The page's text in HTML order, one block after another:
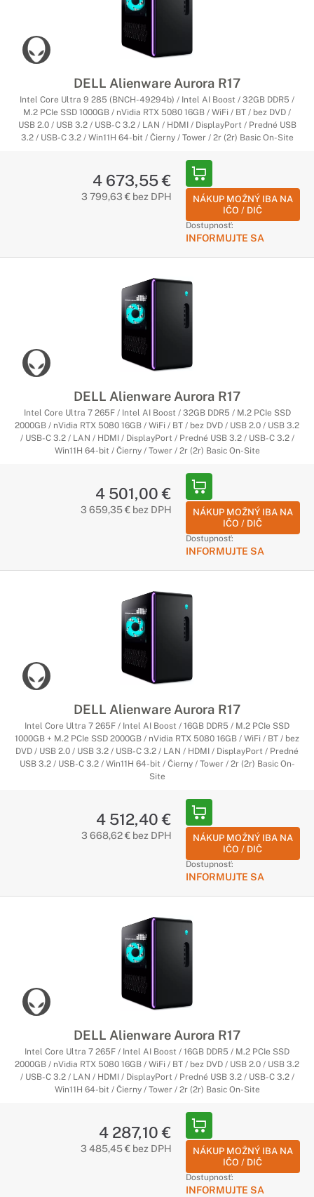
DELL Alienware Aurora R17
Intel Core Ultra 9 285 (BNCH-49294b) / Intel AI Boost / 32GB DDR5 /
M.2 PCIe SSD 1000GB / nVidia RTX 5080 16GB / WiFi / BT / bez DVD /
USB 2.0 / USB 3.2 / USB-C 3.2 / LAN / HDMI / DisplayPort / Predné USB
3.2 / USB-C 3.2 / Win11H 64-bit / Čierny / Tower / 2r (2r) Basic On-Site
4 673,55 €
3 799,63 € bez DPH
NÁKUP MOŽNÝ IBA NA
IČO / DIČ
Dostupnosť:
INFORMUJTE SA
DELL Alienware Aurora R17
Intel Core Ultra 7 265F / Intel AI Boost / 32GB DDR5 / M.2 PCIe SSD
2000GB / nVidia RTX 5080 16GB / WiFi / BT / bez DVD / USB 2.0 / USB 3.2
/ USB-C 3.2 / LAN / HDMI / DisplayPort / Predné USB 3.2 / USB-C 3.2 /
Win11H 64-bit / Čierny / Tower / 2r (2r) Basic On-Site
4 501,00 €
3 659,35 € bez DPH
NÁKUP MOŽNÝ IBA NA
IČO / DIČ
Dostupnosť:
INFORMUJTE SA
DELL Alienware Aurora R17
Intel Core Ultra 7 265F / Intel AI Boost / 16GB DDR5 / M.2 PCIe SSD
1000GB + M.2 PCIe SSD 2000GB / nVidia RTX 5080 16GB / WiFi / BT / bez
DVD / USB 2.0 / USB 3.2 / USB-C 3.2 / LAN / HDMI / DisplayPort / Predné
USB 3.2 / USB-C 3.2 / Win11H 64-bit / Čierny / Tower / 2r (2r) Basic On-
Site
4 512,40 €
3 668,62 € bez DPH
NÁKUP MOŽNÝ IBA NA
IČO / DIČ
Dostupnosť:
INFORMUJTE SA
DELL Alienware Aurora R17
Intel Core Ultra 7 265F / Intel AI Boost / 16GB DDR5 / M.2 PCIe SSD
2000GB / nVidia RTX 5080 16GB / WiFi / BT / bez DVD / USB 2.0 / USB 3.2
/ USB-C 3.2 / LAN / HDMI / DisplayPort / Predné USB 3.2 / USB-C 3.2 /
Win11H 64-bit / Čierny / Tower / 2r (2r) Basic On-Site
4 287,10 €
3 485,45 € bez DPH
NÁKUP MOŽNÝ IBA NA
IČO / DIČ
Dostupnosť:
INFORMUJTE SA